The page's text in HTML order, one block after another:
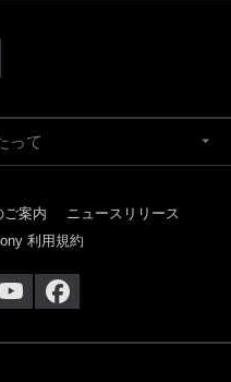
って
ご案内
ニュースリリース
利用規約